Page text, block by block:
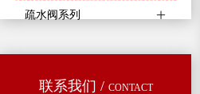
ꄶ
疏水阀系列
联系我们 / CONTACT